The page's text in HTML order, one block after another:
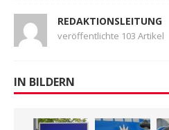
REDAKTIONSLEITUNG
veröffentlichte 103 Artikel
IN BILDERN